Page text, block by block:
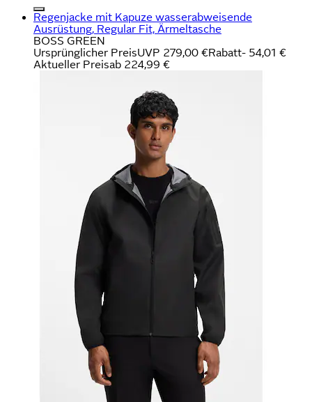
Regenjacke mit Kapuze wasserabweisende
Ausrüstung, Regular Fit, Ärmeltasche
BOSS GREEN
Ursprünglicher PreisUVP 279,00 €Rabatt- 54,01 €
Aktueller Preisab 224,99 €